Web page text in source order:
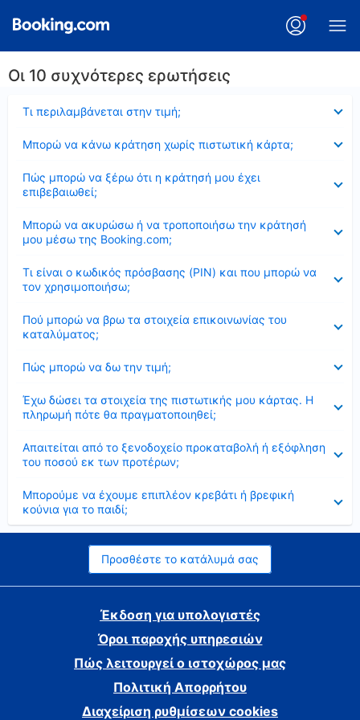
Οι 10 συχνότερες ερωτήσεις
Τι περιλαμβάνεται στην τιμή;
Μπορώ να κάνω κράτηση χωρίς πιστωτική κάρτα;
Πώς μπορώ να ξέρω ότι η κράτησή μου έχει
επιβεβαιωθεί;
Μπορώ να ακυρώσω ή να τροποποιήσω την κράτησή
μου μέσω της Booking.com;
Τι είναι ο κωδικός πρόσβασης (PIN) και που μπορώ να
τον χρησιμοποιήσω;
Πού μπορώ να βρω τα στοιχεία επικοινωνίας του
καταλύματος;
Πώς μπορώ να δω την τιμή;
Έχω δώσει τα στοιχεία της πιστωτικής μου κάρτας. Η
πληρωμή πότε θα πραγματοποιηθεί;
Απαιτείται από το ξενοδοχείο προκαταβολή ή εξόφληση
του ποσού εκ των προτέρων;
Μπορούμε να έχουμε επιπλέον κρεβάτι ή βρεφική
κούνια για το παιδί;
Προσθέστε το κατάλυμά σας
Έκδοση για υπολογιστές
Όροι παροχής υπηρεσιών
Πώς λειτουργεί ο ιστοχώρος μας
Πολιτική Απορρήτου
Διαχείριση ρυθμίσεων cookies